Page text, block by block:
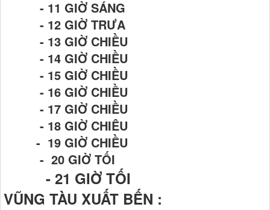
- 11 GIỜ SÁNG
- 12 GIỜ TRƯA
- 13 GIỜ CHIỀU
- 14 GIỜ CHIỀU
- 15 GIỜ CHIỀU
- 16 GIỜ CHIỀU
- 17 GIỜ CHIỀU
- 18 GIỜ CHIÊU
- 19 GIỜ CHIỀU
- 20 GIỜ TỐI
- 21 GIỜ TỐI
VŨNG TÀU XUẤT BẾN :